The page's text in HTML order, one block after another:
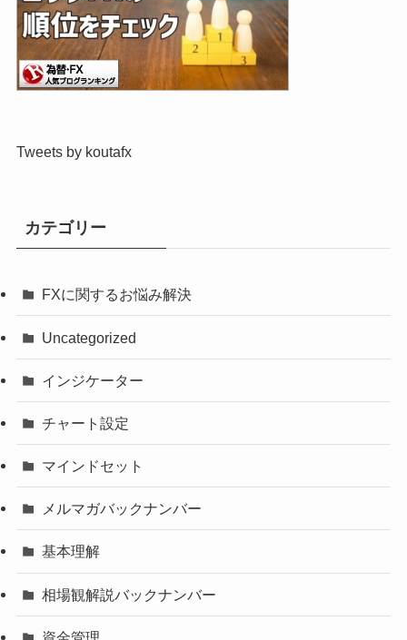
Tweets by koutafx
カテゴリー
FXに関するお悩み解決
Uncategorized
インジケーター
チャート設定
マインドセット
メルマガバックナンバー
基本理解
相場観解説バックナンバー